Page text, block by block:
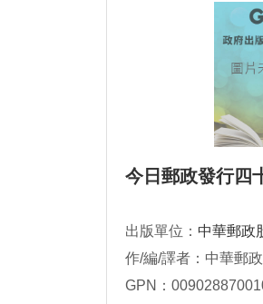
今日郵政發行四
出版單位： 中華郵政
作/編/譯者：中華郵
GPN：